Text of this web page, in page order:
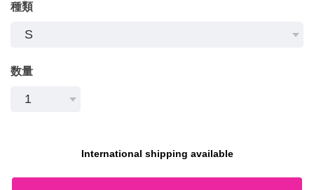
種類
数量
International shipping available